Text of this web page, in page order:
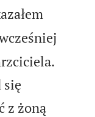
się
z żoną